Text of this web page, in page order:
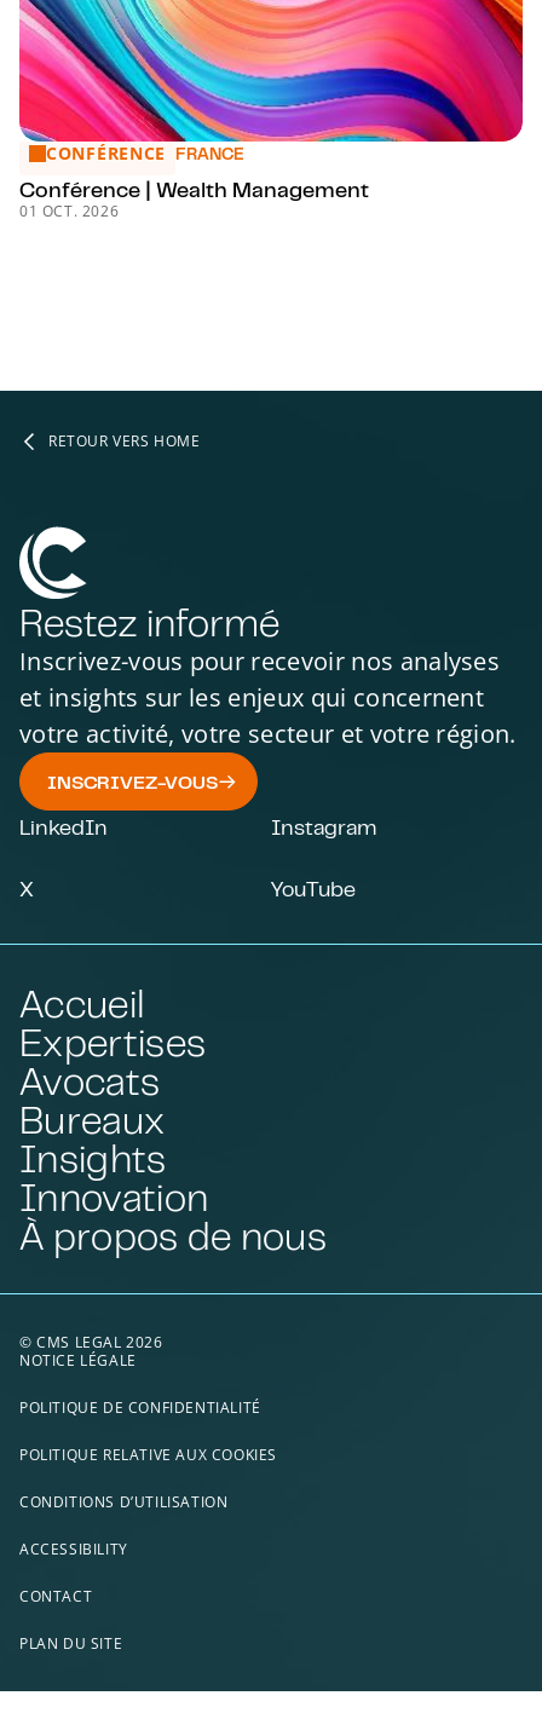
Conférence | Wealth Management
CONFÉRENCE FRANCE
Conférence | Wealth Management
01 OCT. 2026
RETOUR VERS HOME
Restez informé
Inscrivez-vous pour recevoir nos analyses
et insights sur les enjeux qui concernent
votre activité, votre secteur et votre région.
INSCRIVEZ-VOUS
LinkedIn Instagram
X YouTube
Accueil
Expertises
Avocats
Bureaux
Insights
Innovation
À propos de nous
© CMS LEGAL 2026
NOTICE LÉGALE
POLITIQUE DE CONFIDENTIALITÉ
POLITIQUE RELATIVE AUX COOKIES
CONDITIONS D’UTILISATION
ACCESSIBILITY
CONTACT
PLAN DU SITE